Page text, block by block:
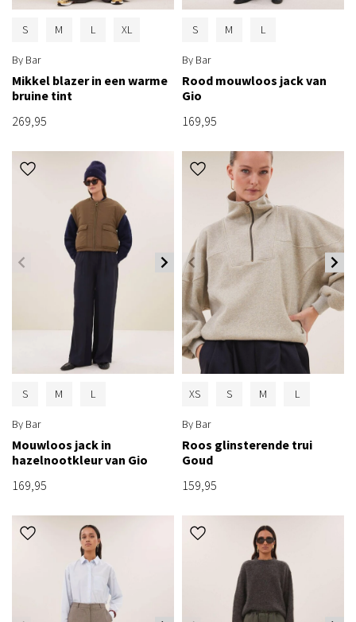
S M L XL
By Bar
Mikkel blazer in een warme
bruine tint
269,95
S M L
By Bar
Rood mouwloos jack van
Gio
169,95
S M L
By Bar
Mouwloos jack in
hazelnootkleur van Gio
169,95
XS S M L
By Bar
Roos glinsterende trui
Goud
159,95